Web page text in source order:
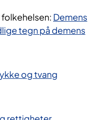
Demens
tegn på demens
og tvang